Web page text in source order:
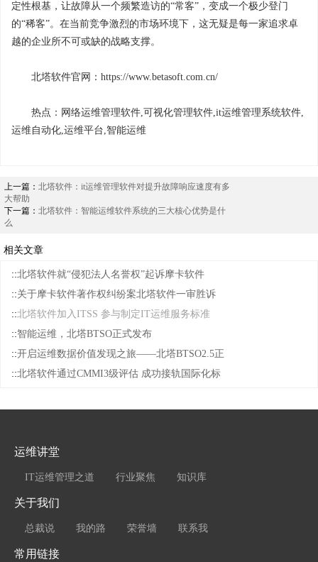
定性根基，让故障从一个频繁造访的“常客”，变成一个极少登门
的“稀客”。在当前竞争激烈的市场环境下，这无疑是每一家追求卓
越的企业所不可或缺的战略支撑。
北塔软件官网：https://www.betasoft.com.cn/
热点：网络运维管理软件,可视化管理软件,it运维管理系统软件,
运维自动化,运维平台,智能运维
上一篇： 北塔软件：it运维管理软件对提升故障响应速度有多
大帮助
下一篇： 北塔软件：智能运维软件系统的三大核心优势是什
么
相关文章
::北塔软件就“侵犯法人名誉权”起诉摩卡软件
::关于摩卡软件著作权纠纷案北塔软件一审胜诉
::北塔软件加入ITSS 参与制定IT运维服务标准
::智能运维，北塔BTSO正式发布
::开启运维数据价值发现之旅——北塔BTSO2.5正
::北塔软件通过CMMI3级评估 成功接轨国际化标
运维讲堂
IT运维管理之道 行业聚焦 知识库
关于我们
总裁说 我的路 荣誉墙 联系我
常用链接